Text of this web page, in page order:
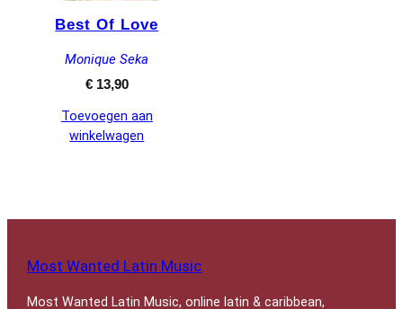
Best Of Love
Monique Seka
€13,90
Toevoegen aan
winkelwagen
Most Wanted Latin Music
Most Wanted Latin Music, online latin & caribbean,